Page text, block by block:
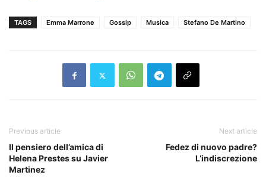
TAGS Emma Marrone Gossip Musica Stefano De Martino
Previous article
Il pensiero dell’amica di
Helena Prestes su Javier
Martinez
Next article
Fedez di nuovo padre?
L’indiscrezione